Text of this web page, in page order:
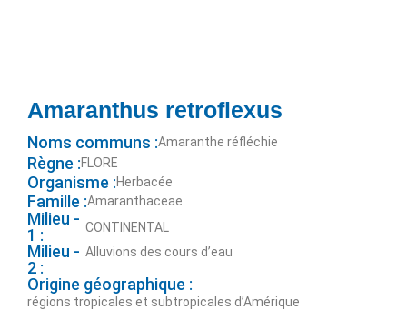
Amaranthus retroflexus
Noms communs :Amaranthe réfléchie
Règne :FLORE
Organisme :Herbacée
Famille :Amaranthaceae
Milieu -
1 :
CONTINENTAL
Milieu -
2 :
Alluvions des cours d’eau
Origine géographique :
régions tropicales et subtropicales d’Amérique